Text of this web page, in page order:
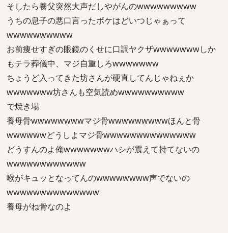
そしたら養父突然大声だしやがんのwwwwwwwww
うちの息子の悪口言ったボケはどいつじゃぁって
wwwwwwwwww
お前痩せすぎの眼鏡のくせに口調ヤクザwwwwwwwしか
もテラ葬儀中、マジ自重しろwwwwwww
ちょうど入ってきた坊さんが硬直してんじゃねぇか
wwwwwww坊さんも空気読めwwwwwwwwww
で焼き場
養母骨wwwwwwwwマジ骨wwwwwwwwwほんと骨
wwwwwwどうしよマジ骨wwwwwwwwwwwwww
どうすんのよ俺wwwwwwwハシが震えて持てないの
wwwwwwwwwwww
喉がキュッとなってんのwwwwwwww声でないの
wwwwwwwwwwwwww
養母がね骨なのよ